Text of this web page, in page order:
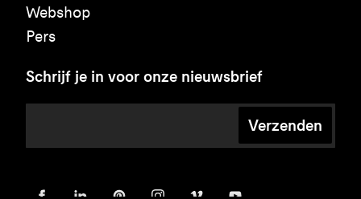
Webshop
Pers
Schrijf je in voor onze nieuwsbrief
Verzenden